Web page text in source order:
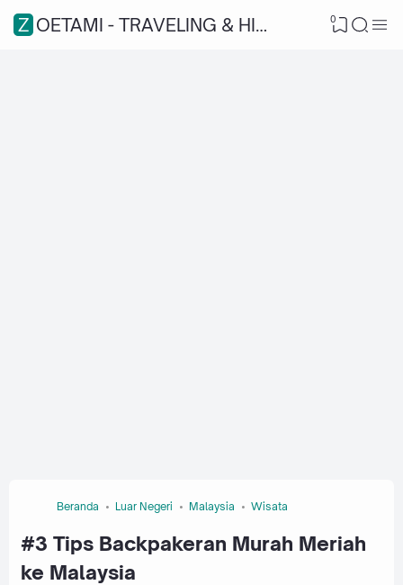
ZOETAMI - TRAVELING & HIKING 0
Beranda Luar Negeri Malaysia Wisata
#3 Tips Backpakeran Murah Meriah
ke Malaysia